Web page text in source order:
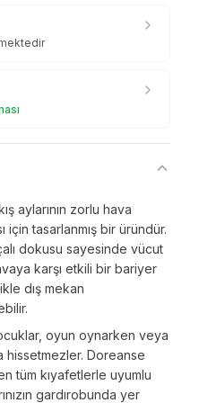
aylarının zorlu hava
için tasarlanmış bir üründür.
dokusu sayesinde vücut
karşı etkili bir bariyer
dış mekan
oyun oynarken veya
hissetmezler. Doreanse
tüm kıyafetlerle uyumlu
gardırobunda yer